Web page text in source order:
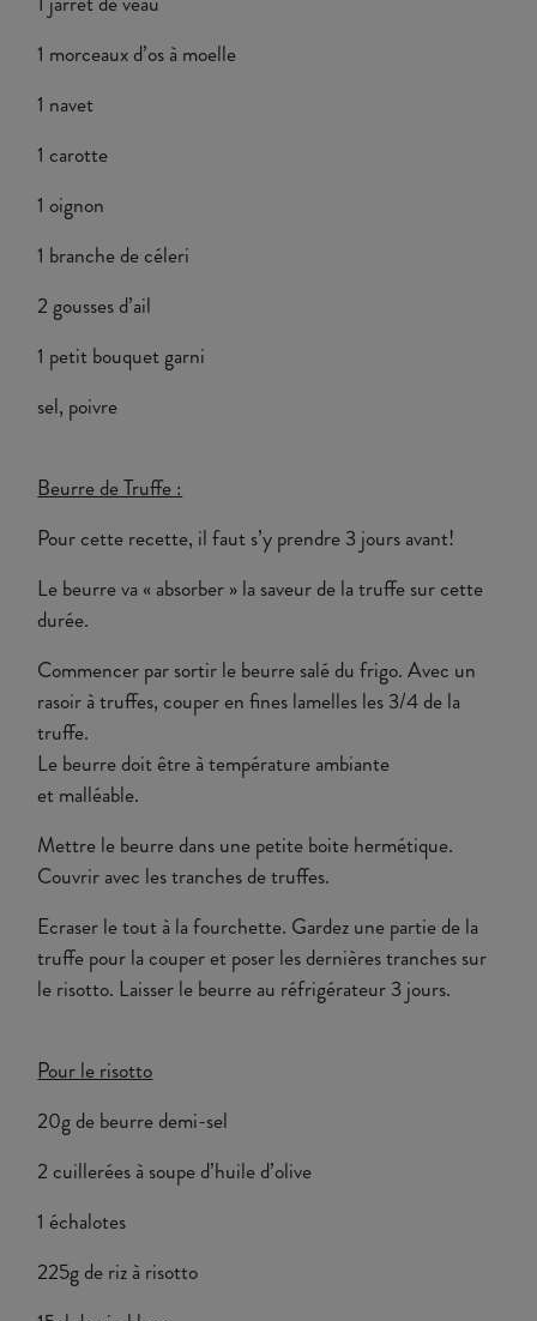
1 morceaux d’os à moelle
1 navet
1 carotte
1 oignon
1 branche de céleri
2 gousses d’ail
1 petit bouquet garni
sel, poivre
Beurre de Truffe :
Pour cette recette, il faut s’y prendre 3 jours avant!
Le beurre va « absorber » la saveur de la truffe sur cette
durée.
Commencer par sortir le beurre salé du frigo. Avec un
rasoir à truffes, couper en fines lamelles les 3/4 de la
truffe.
Le beurre doit être à température ambiante
et malléable.
Mettre le beurre dans une petite boite hermétique.
Couvrir avec les tranches de truffes.
Ecraser le tout à la fourchette. Gardez une partie de la
truffe pour la couper et poser les dernières tranches sur
le risotto. Laisser le beurre au réfrigérateur 3 jours.
Pour le risotto
20g de beurre demi-sel
2 cuillerées à soupe d’huile d’olive
1 échalotes
225g de riz à risotto